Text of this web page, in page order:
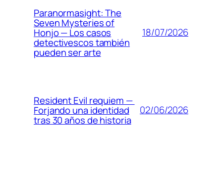
Paranormasight: The
Seven Mysteries of
Honjo — Los casos
detectivescos también
pueden ser arte
18/07/2026
Resident Evil requiem —
Forjando una identidad
tras 30 años de historia
02/06/2026